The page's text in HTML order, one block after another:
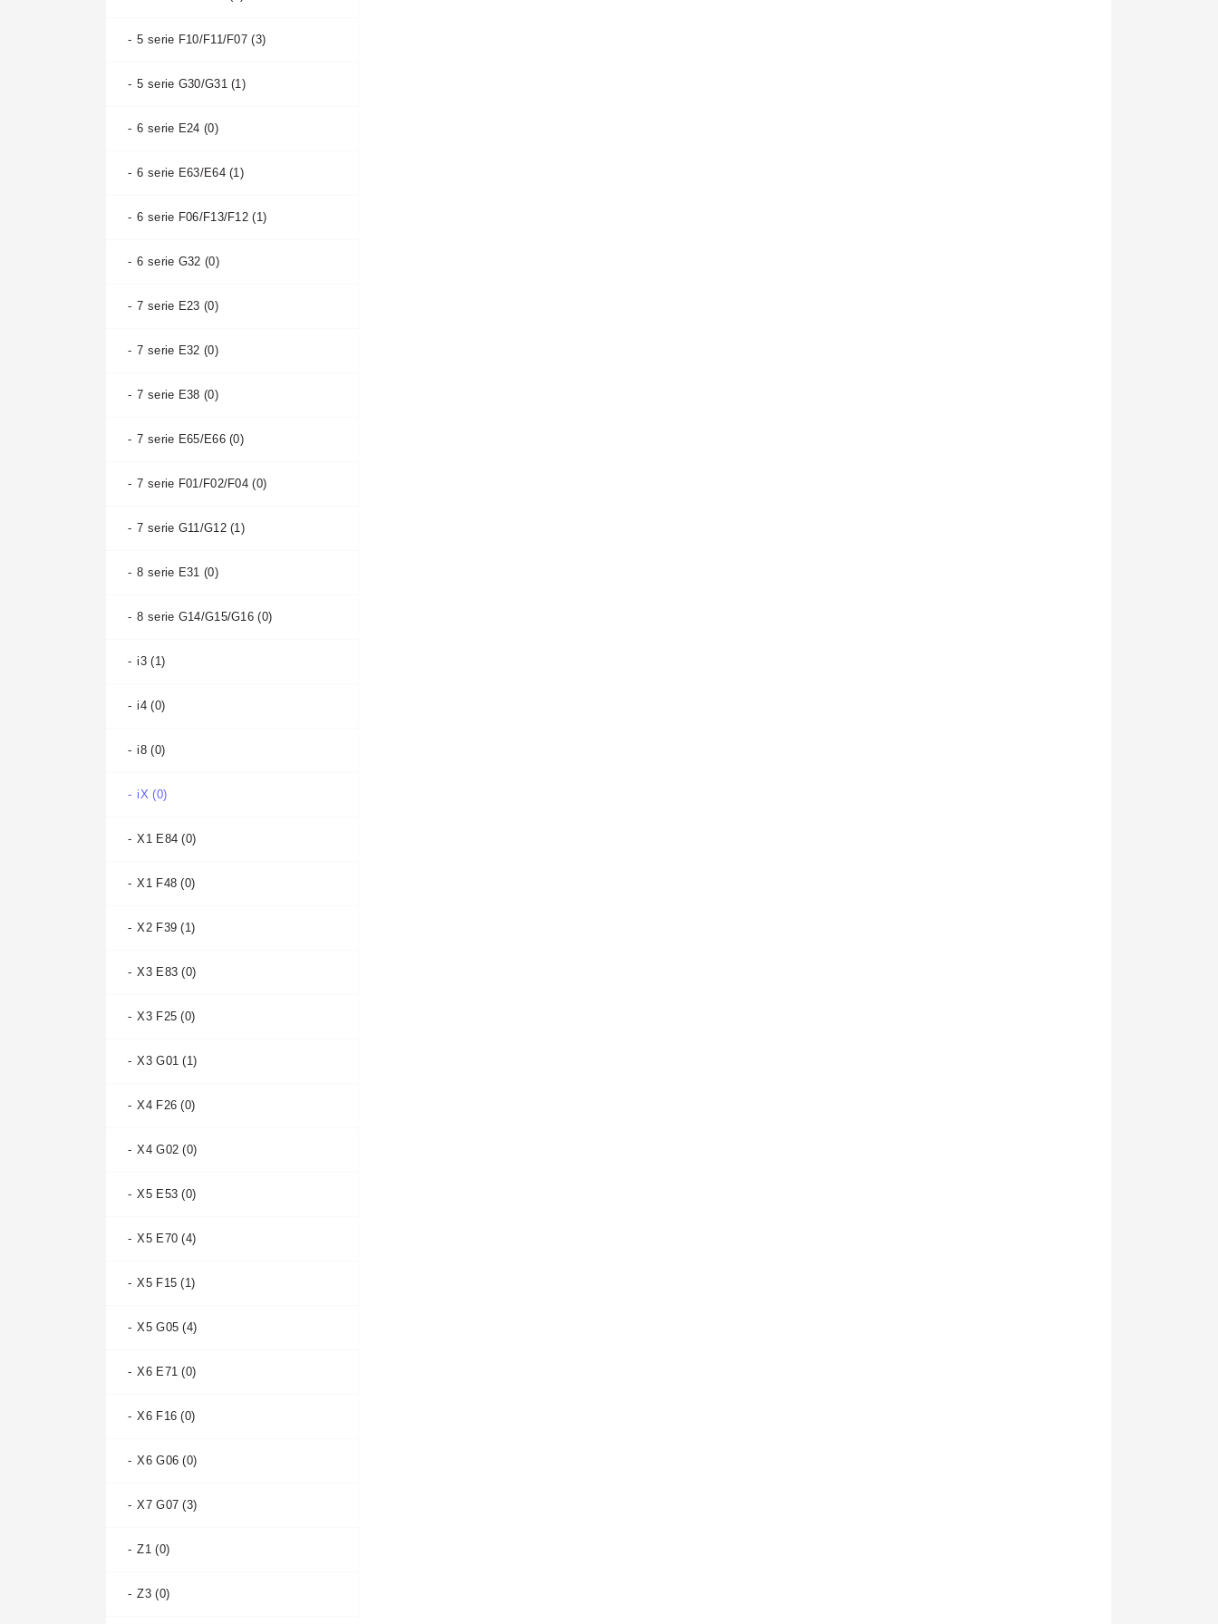
TSX II 2008-2014 (0)
ZDX 2009-2013 (0)
CL II 2000-2003 (0)
CL I 1996-1999 (0)
A4 allroad B8 2011-2016 (1)
A4 allroad B8 2016-2020 (1)
A4 allroad B9 2019- (0)
A4 B5 1994-1999 (1)
A4 B5 1999-2001 (2)
A4 B6 2000-2006 (2)
A4 B7 2004-2009 (0)
A4 B8 2007-2011 (1)
A4 B8 2011-2015 (0)
A4 B9 2015-2020 (1)
A4 B9 2019- (0)
A5 I 2007-2011 (0)
A5 I 2011-2016 (0)
A5 II 2016-2020 (0)
A5 II 2019- (0)
A6 allroad С5 2000-2006 (0)
A6 allroad С6 2006-2011 (0)
A6 allroad С7 2012-2019 (0)
A6 allroad С8 2019- (0)
A6 C4 1994-1997 (0)
A6 C5 1997-2001 (1)
A6 C5 2001-2004 (1)
A6 C6 2004-2008 (0)
A6 C6 2008-2011 (1)
A6 C7 2011-2014 (0)
A6 C7 2014-2018 (1)
A6 C8 2018- (0)
A7 I 2010-2014 (2)
A7 I 2014-2018 (1)
A7 II 2018- (1)
A8 D2 1994-1999 (0)
A8 D2 1999-2002 (0)
A8 D3 2002-2010 (0)
A8 D4 2009-2014 (1)
A8 D4 2013-2017 (0)
A8 D5 2017- (0)
5 serie F10/F11/F07 (3)
5 serie G30/G31 (1)
6 serie E24 (0)
6 serie E63/E64 (1)
6 serie F06/F13/F12 (1)
6 serie G32 (0)
7 serie E23 (0)
7 serie E32 (0)
7 serie E38 (0)
7 serie E65/E66 (0)
7 serie F01/F02/F04 (0)
7 serie G11/G12 (1)
8 serie E31 (0)
8 serie G14/G15/G16 (0)
i3 (1)
i4 (0)
i8 (0)
iX (0)
X1 E84 (0)
X1 F48 (0)
X2 F39 (1)
X3 E83 (0)
X3 F25 (0)
X3 G01 (1)
X4 F26 (0)
X4 G02 (0)
X5 E53 (0)
X5 E70 (4)
X5 F15 (1)
X5 G05 (4)
X6 E71 (0)
X6 F16 (0)
X6 G06 (0)
X7 G07 (3)
Z1 (0)
Z3 (0)